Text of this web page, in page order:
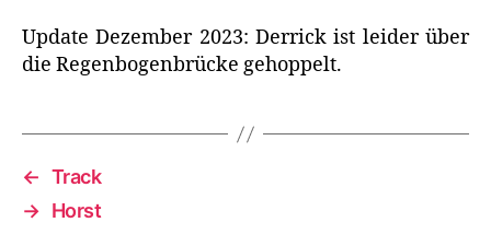
Update Dezember 2023: Derrick ist leider über
die Regenbogenbrücke gehoppelt.
← Track
→ Horst